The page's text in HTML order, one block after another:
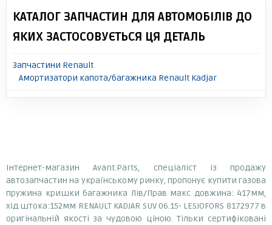
КАТАЛОГ ЗАПЧАСТИН ДЛЯ АВТОМОБІЛІВ ДО
ЯКИХ ЗАСТОСОВУЄТЬСЯ ЦЯ ДЕТАЛЬ
Запчастини Renault
Амортизатори капота/багажника Renault Kadjar
Інтернет-магазин Avant.Parts, спеціаліст із продажу
автозапчастин на українському ринку, пропонує купити газова
пружина кришки багажника Лів/Прав макс довжина: 417мм,
хід штока:152мм RENAULT KADJAR SUV 06.15- LESJOFORS 8172977 в
оригінальній якості за чудовою ціною. Тільки сертифіковані